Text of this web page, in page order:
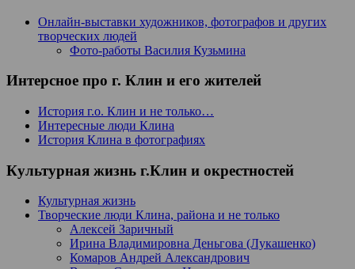
Онлайн-выставки художников, фотографов и других
творческих людей
Фото-работы Василия Кузьмина
Интерсное про г. Клин и его жителей
История г.о. Клин и не только…
Интересные люди Клина
История Клина в фотографиях
Культурная жизнь г.Клин и окрестностей
Культурная жизнь
Творческие люди Клина, района и не только
Алексей Заричный
Ирина Владимировна Деньгова (Лукашенко)
Комаров Андрей Александрович